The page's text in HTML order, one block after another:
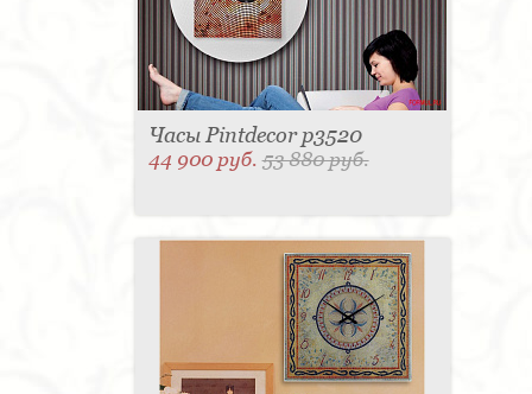
Часы Pintdecor p3520
44 900 руб.53 880 руб.